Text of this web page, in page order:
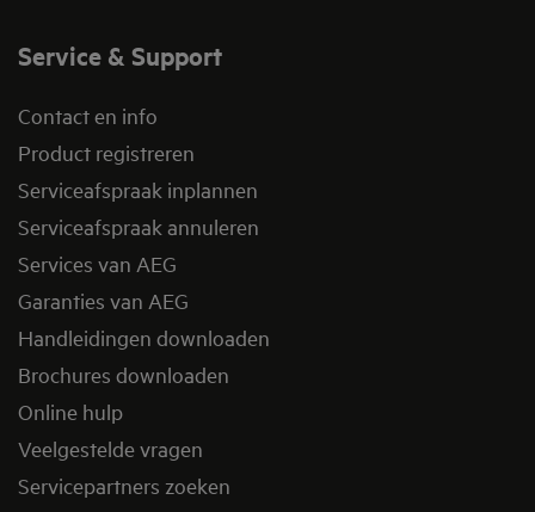
Service & Support
Contact en info
Product registreren
Serviceafspraak inplannen
Serviceafspraak annuleren
Services van AEG
Garanties van AEG
Handleidingen downloaden
Brochures downloaden
Online hulp
Veelgestelde vragen
Servicepartners zoeken